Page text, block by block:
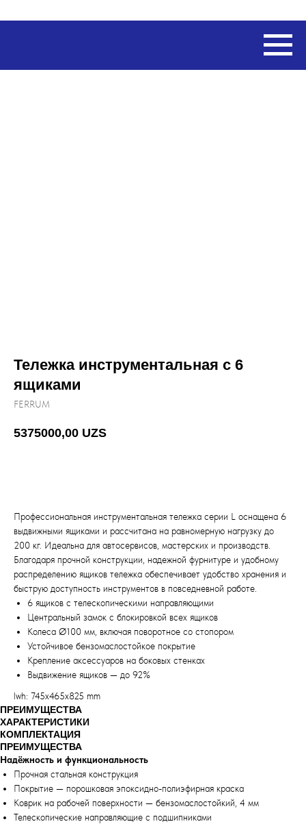
Тележка инструментальная с 6
ящиками
FERRUM
5375000,00 UZS
Профессиональная инструментальная тележка серии L оснащена 6
выдвижными ящиками и рассчитана на равномерную нагрузку до
200 кг. Идеальна для автосервисов, мастерских и производств.
Благодаря прочной конструкции, надежной фурнитуре и удобному
распределению ящиков тележка обеспечивает удобство хранения и
быструю доступность инструментов в повседневной работе.
6 ящиков с телескопическими направляющими
Центральный замок с блокировкой всех ящиков
Колеса Ø100 мм, включая поворотное со стопором
Устойчивое бензомаслостойкое покрытие
Крепление аксессуаров на боковых стенках
Выдвижение ящиков — до 92%
lwh: 745x465x825 mm
ПРЕИМУЩЕСТВА
ХАРАКТЕРИСТИКИ
КОМПЛЕКТАЦИЯ
ПРЕИМУЩЕСТВА
Надёжность и функциональность
Прочная стальная конструкция
Покрытие — порошковая эпоксидно-полиэфирная краска
Коврик на рабочей поверхности — бензомаслостойкий, 4 мм
Телескопические направляющие с подшипниками